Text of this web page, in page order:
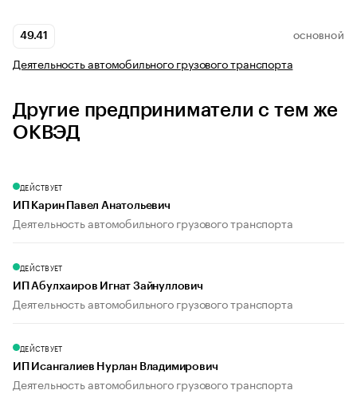
49.41 ОСНОВНОЙ
Деятельность автомобильного грузового транспорта
Другие предприниматели с тем же
ОКВЭД
ДЕЙСТВУЕТ
ИП Карин Павел Анатольевич
Деятельность автомобильного грузового транспорта
ДЕЙСТВУЕТ
ИП Абулхаиров Игнат Зайнуллович
Деятельность автомобильного грузового транспорта
ДЕЙСТВУЕТ
ИП Исангалиев Нурлан Владимирович
Деятельность автомобильного грузового транспорта